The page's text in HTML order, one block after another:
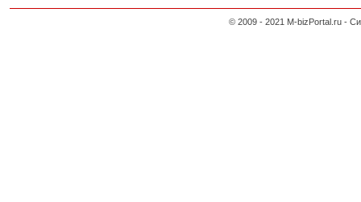
© 2009 - 2021 M-bizPortal.ru -